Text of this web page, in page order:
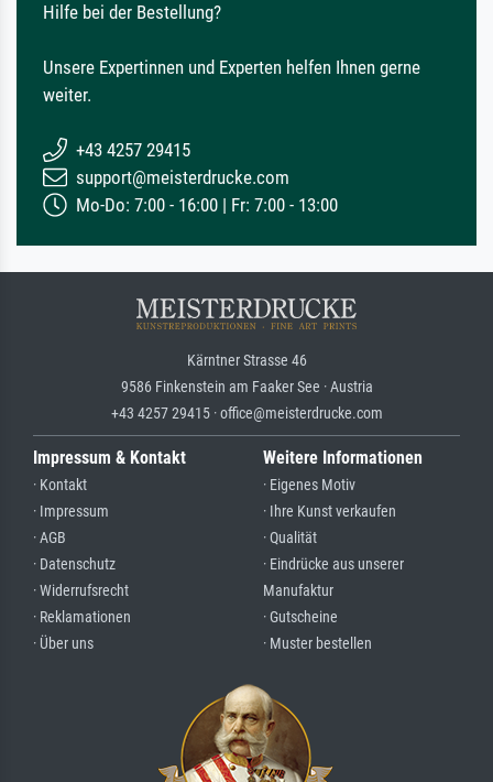
Hilfe bei der Bestellung?
Unsere Expertinnen und Experten helfen Ihnen gerne
weiter.
+43 4257 29415
support@meisterdrucke.com
Mo-Do: 7:00 - 16:00 | Fr: 7:00 - 13:00
Kärntner Strasse 46
9586 Finkenstein am Faaker See · Austria
+43 4257 29415 · office@meisterdrucke.com
Impressum & Kontakt
· Kontakt
· Impressum
· AGB
· Datenschutz
· Widerrufsrecht
· Reklamationen
· Über uns
Weitere Informationen
· Eigenes Motiv
· Ihre Kunst verkaufen
· Qualität
· Eindrücke aus unserer
Manufaktur
· Gutscheine
· Muster bestellen